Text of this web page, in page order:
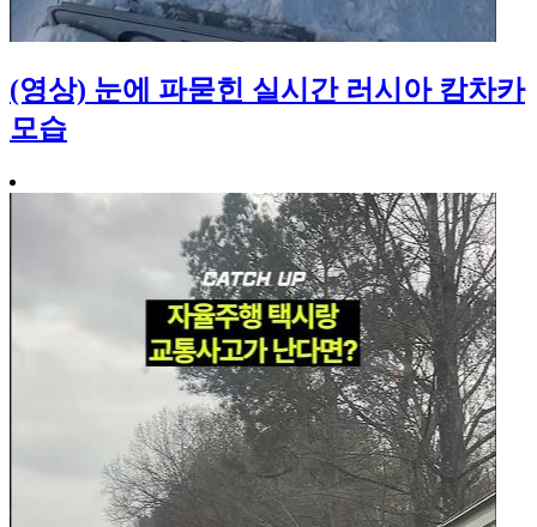
(영상) 눈에 파묻힌 실시간 러시아 캄차카
모습